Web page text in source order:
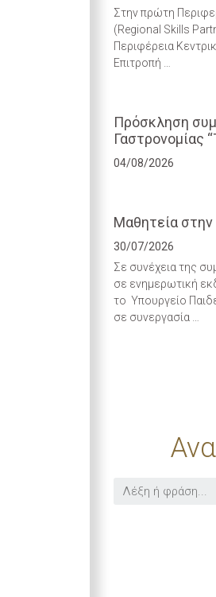
Στην πρώτη
(Regional Skills
Περιφέρεια
Επιτροπή …
Πρόσκληση
Γαστρονομίας
04/08/2026
Μαθητεία στην
30/07/2026
Σε συνέχεια της
σε ενημερωτική
το Υπουργείο
σε συνεργασία …